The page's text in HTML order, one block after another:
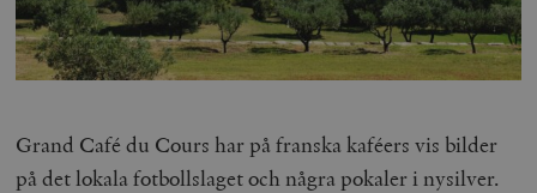
Grand Café du Cours har på franska kaféers vis bilder
på det lokala fotbollslaget och några pokaler i nysilver.